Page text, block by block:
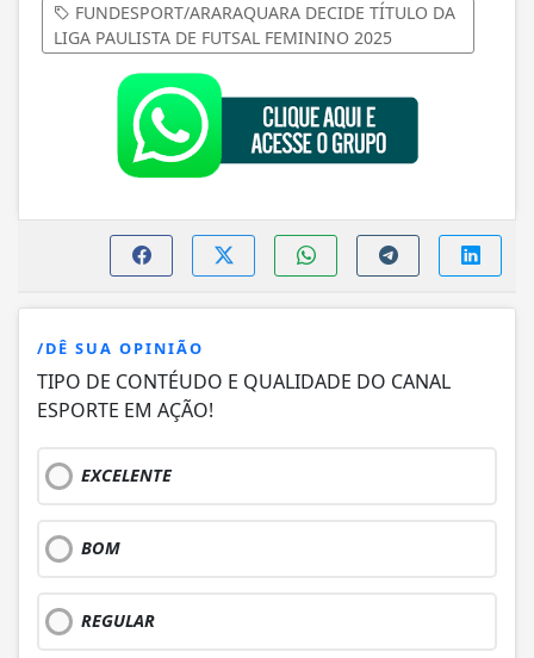
FUNDESPORT/ARARAQUARA DECIDE TÍTULO DA
LIGA PAULISTA DE FUTSAL FEMININO 2025
/DÊ SUA OPINIÃO
TIPO DE CONTÉUDO E QUALIDADE DO CANAL
ESPORTE EM AÇÃO!
EXCELENTE
BOM
REGULAR